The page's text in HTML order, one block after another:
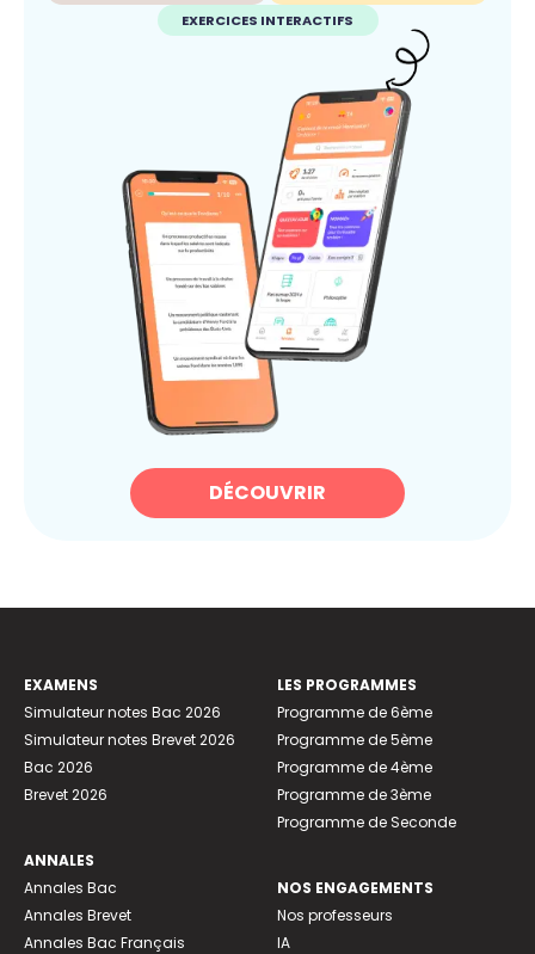
EXERCICES INTERACTIFS
DÉCOUVRIR
EXAMENS
Simulateur notes Bac 2026
Simulateur notes Brevet 2026
Bac 2026
Brevet 2026
ANNALES
Annales Bac
Annales Brevet
Annales Bac Français
LES PROGRAMMES
Programme de 6ème
Programme de 5ème
Programme de 4ème
Programme de 3ème
Programme de Seconde
NOS ENGAGEMENTS
Nos professeurs
IA